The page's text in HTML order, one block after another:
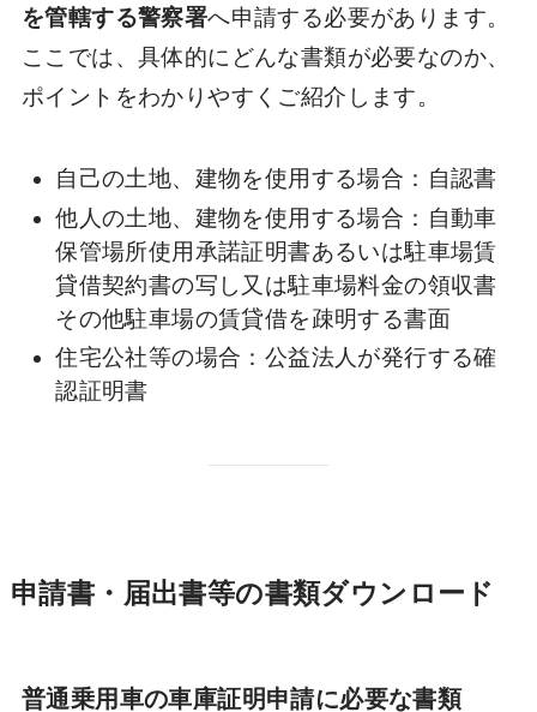
を管轄する警察署へ申請する必要があります。
ここでは、具体的にどんな書類が必要なのか、
ポイントをわかりやすくご紹介します。
自己の土地、建物を使用する場合：自認書
他人の土地、建物を使用する場合：自動車
保管場所使用承諾証明書あるいは駐車場賃
貸借契約書の写し又は駐車場料金の領収書
その他駐車場の賃貸借を疎明する書面
住宅公社等の場合：公益法人が発行する確
認証明書
申請書・届出書等の書類ダウンロード
普通乗用車の車庫証明申請に必要な書類